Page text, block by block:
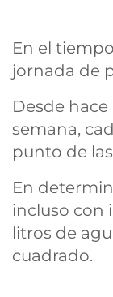
En el
jornada de
Desde
semana,
punto de
En
incluso con
litros de
cuadrado.